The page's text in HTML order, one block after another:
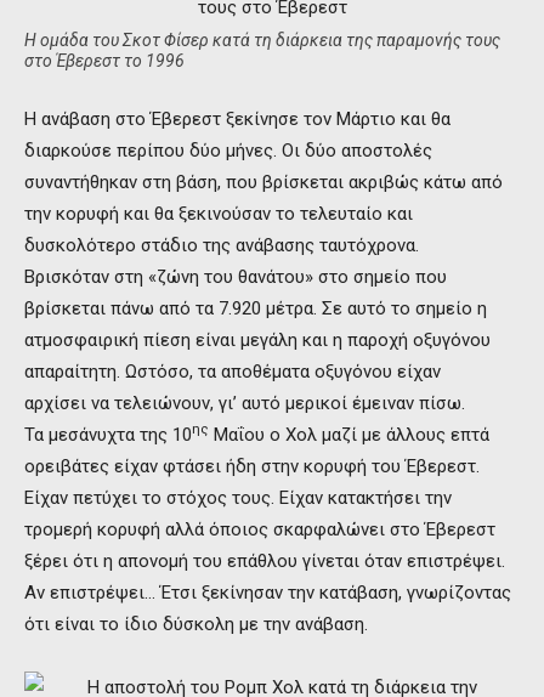
Η ομάδα του Σκοτ Φίσερ κατά τη διάρκεια της παραμονής τους
στο Έβερεστ το 1996
Η ανάβαση στο Έβερεστ ξεκίνησε τον Μάρτιο και θα
διαρκούσε περίπου δύο μήνες. Οι δύο αποστολές
συναντήθηκαν στη βάση, που βρίσκεται ακριβώς κάτω από
την κορυφή και θα ξεκινούσαν το τελευταίο και
δυσκολότερο στάδιο της ανάβασης ταυτόχρονα.
Βρισκόταν στη «ζώνη του θανάτου» στο σημείο που
βρίσκεται πάνω από τα 7.920 μέτρα. Σε αυτό το σημείο η
ατμοσφαιρική πίεση είναι μεγάλη και η παροχή οξυγόνου
απαραίτητη. Ωστόσο, τα αποθέματα οξυγόνου είχαν
αρχίσει να τελειώνουν, γι’ αυτό μερικοί έμειναν πίσω.
Τα μεσάνυχτα της 10ης Μαΐου ο Χολ μαζί με άλλους επτά
ορειβάτες είχαν φτάσει ήδη στην κορυφή του Έβερεστ.
Είχαν πετύχει το στόχος τους. Είχαν κατακτήσει την
τρομερή κορυφή αλλά όποιος σκαρφαλώνει στο Έβερεστ
ξέρει ότι η απονομή του επάθλου γίνεται όταν επιστρέψει.
Αν επιστρέψει… Έτσι ξεκίνησαν την κατάβαση, γνωρίζοντας
ότι είναι το ίδιο δύσκολη με την ανάβαση.